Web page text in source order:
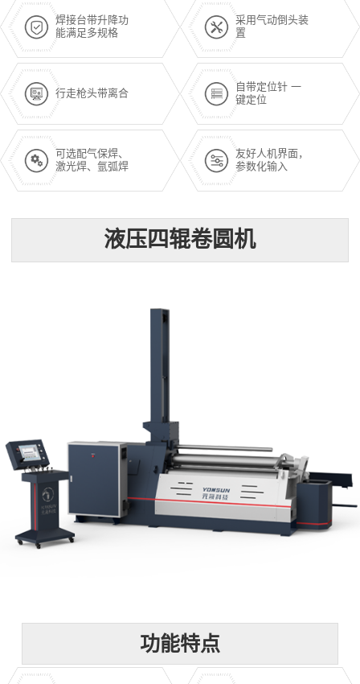
焊接台带升降功
能满足多规格
采用气动倒头装
置
行走枪头带离合
自带定位针 一
键定位
可选配气保焊、
激光焊、氩弧焊
友好人机界面，
参数化输入
液压四辊卷圆机
功能特点